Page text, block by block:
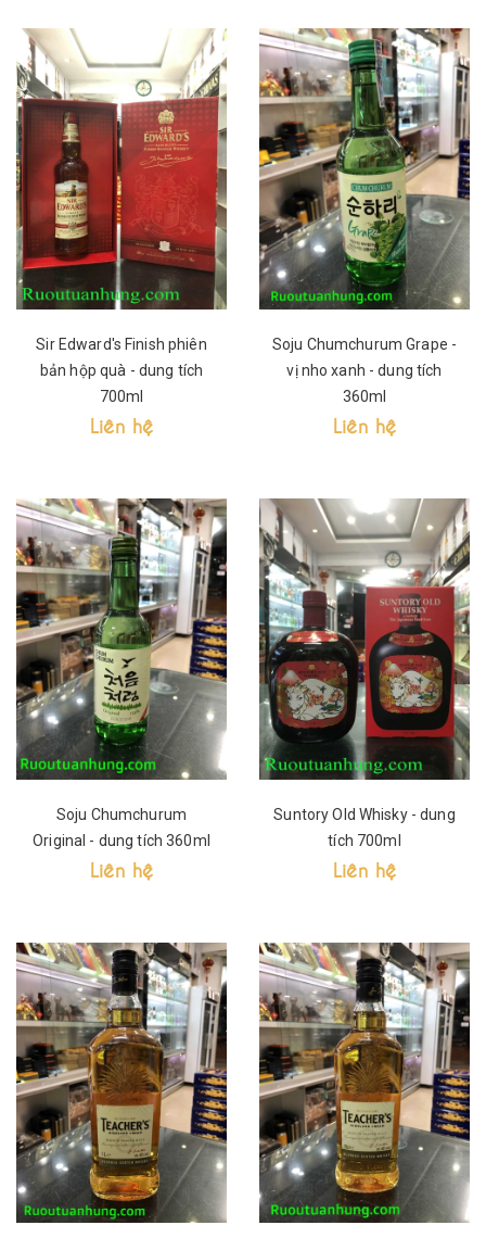
Sir Edward's Finish phiên
bản hộp quà - dung tích
700ml
Liên hệ
Soju Chumchurum Grape -
vị nho xanh - dung tích
360ml
Liên hệ
Soju Chumchurum
Original - dung tích 360ml
Liên hệ
Suntory Old Whisky - dung
tích 700ml
Liên hệ